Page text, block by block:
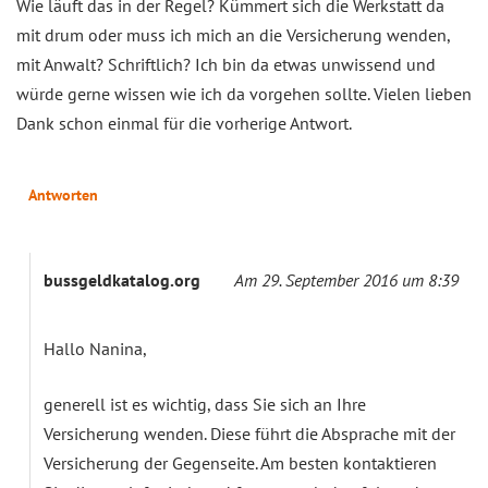
Wie läuft das in der Regel? Kümmert sich die Werkstatt da
mit drum oder muss ich mich an die Versicherung wenden,
mit Anwalt? Schriftlich? Ich bin da etwas unwissend und
würde gerne wissen wie ich da vorgehen sollte. Vielen lieben
Dank schon einmal für die vorherige Antwort.
Antworten
bussgeldkatalog.org Am 29. September 2016 um 8:39
Hallo Nanina,
generell ist es wichtig, dass Sie sich an Ihre
Versicherung wenden. Diese führt die Absprache mit der
Versicherung der Gegenseite. Am besten kontaktieren